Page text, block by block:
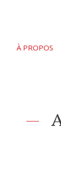
À PROPOS